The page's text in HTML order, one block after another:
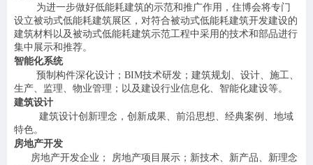
为进一步做好低能耗建筑的示范和推广作用，住博会将专门
设立被动式低能耗建筑展区，对符合被动式低能耗建筑开发建设的
建筑材料以及被动式低能耗建筑示范工程中采用的技术和部品进行
集中展示和推荐。
智能化系统
预制构件深化设计； BIM技术研发；建筑规划、设计、施工、
生产、监理、物业管理；以及建设行业信息化、智能化建设等。
建筑设计
建筑设计创 新理念， 创新成果、前沿思想、经典案例、地域
特色。
房地产开发
房地产开发企业；
房地产项目展示；新技术、新产品、新理念